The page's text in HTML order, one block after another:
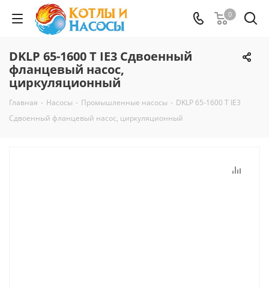
0
DKLP 65-1600 T IE3 Сдвоенный
фланцевый насос,
циркуляционный
Главная - Насосы - Промышленные насосы - DKLP 65-1600 T IE3
Сдвоенный фланцевый насос, циркуляционный